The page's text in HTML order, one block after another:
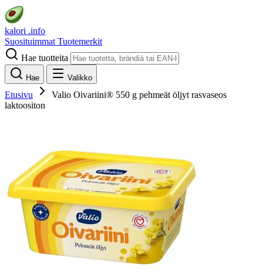
kalori .info
Suosituimmat Tuotemerkit
Hae tuotteita
Hae Valikko
Etusivu
Valio Oivariini® 550 g pehmeät öljyt rasvaseos
laktoositon